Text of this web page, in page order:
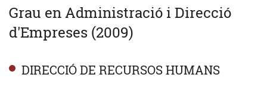
Grau en Administració i Direcció
d'Empreses (2009)
DIRECCIÓ DE RECURSOS HUMANS